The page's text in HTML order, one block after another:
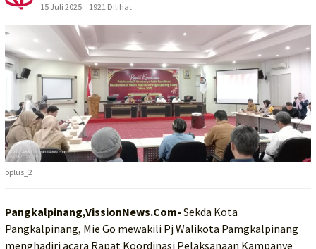
15 Juli 2025
1921 Dilihat
oplus_2
Pangkalpinang,VissionNews.Com- Sekda Kota
Pangkalpinang, Mie Go mewakili Pj Walikota Pamgkalpinang
menghadiri acara Rapat Koordinasi Pelaksanaan Kampanye